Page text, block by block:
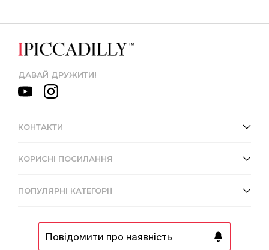
Повідомити про наявність
ДАВАЙ ДРУЖИТИ!
КОНТАКТИ
КОРИСНІ ПОСИЛАННЯ
ПОПУЛЯРНІ КАТЕГОРІЇ
© 2013 - 2026 Інтернет-магазин IPICCADILLY